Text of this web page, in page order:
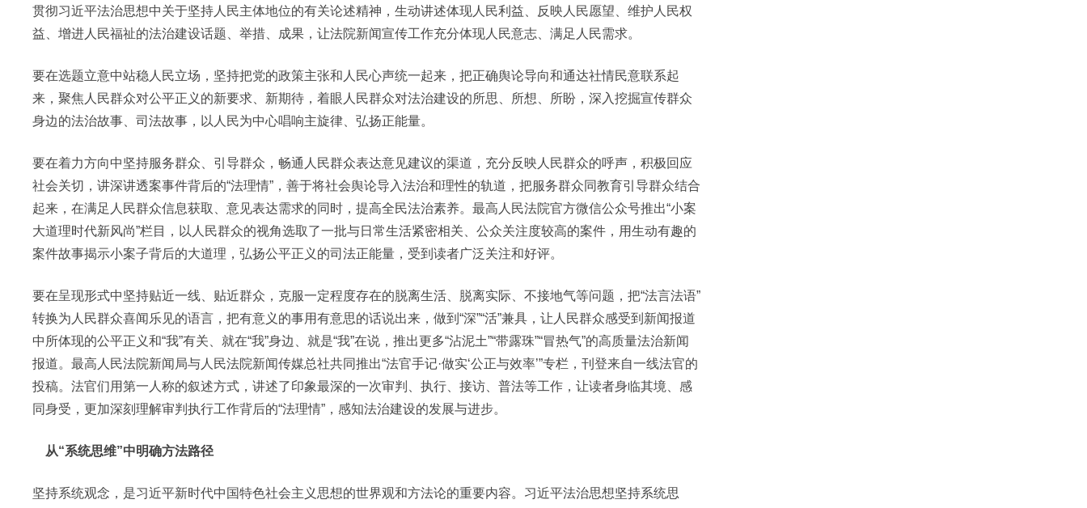
贯彻习近平法治思想中关于坚持人民主体地位的有关论述精神，生动讲述体现人民利益、反映人民愿望、维护人民权
益、增进人民福祉的法治建设话题、举措、成果，让法院新闻宣传工作充分体现人民意志、满足人民需求。
要在选题立意中站稳人民立场，坚持把党的政策主张和人民心声统一起来，把正确舆论导向和通达社情民意联系起
来，聚焦人民群众对公平正义的新要求、新期待，着眼人民群众对法治建设的所思、所想、所盼，深入挖掘宣传群众
身边的法治故事、司法故事，以人民为中心唱响主旋律、弘扬正能量。
要在着力方向中坚持服务群众、引导群众，畅通人民群众表达意见建议的渠道，充分反映人民群众的呼声，积极回应
社会关切，讲深讲透案事件背后的“法理情”，善于将社会舆论导入法治和理性的轨道，把服务群众同教育引导群众结合
起来，在满足人民群众信息获取、意见表达需求的同时，提高全民法治素养。最高人民法院官方微信公众号推出“小案
大道理时代新风尚”栏目，以人民群众的视角选取了一批与日常生活紧密相关、公众关注度较高的案件，用生动有趣的
案件故事揭示小案子背后的大道理，弘扬公平正义的司法正能量，受到读者广泛关注和好评。
要在呈现形式中坚持贴近一线、贴近群众，克服一定程度存在的脱离生活、脱离实际、不接地气等问题，把“法言法语”
转换为人民群众喜闻乐见的语言，把有意义的事用有意思的话说出来，做到“深”“活”兼具，让人民群众感受到新闻报道
中所体现的公平正义和“我”有关、就在“我”身边、就是“我”在说，推出更多“沾泥土”“带露珠”“冒热气”的高质量法治新闻
报道。最高人民法院新闻局与人民法院新闻传媒总社共同推出“法官手记·做实‘公正与效率’”专栏，刊登来自一线法官的
投稿。法官们用第一人称的叙述方式，讲述了印象最深的一次审判、执行、接访、普法等工作，让读者身临其境、感
同身受，更加深刻理解审判执行工作背后的“法理情”，感知法治建设的发展与进步。
从“系统思维”中明确方法路径
坚持系统观念，是习近平新时代中国特色社会主义思想的世界观和方法论的重要内容。习近平法治思想坚持系统思